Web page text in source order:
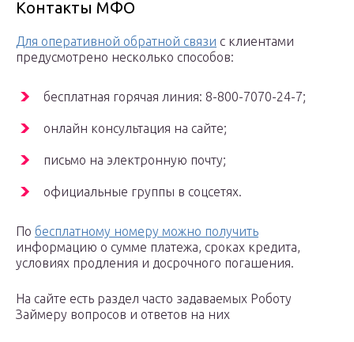
Контакты МФО
Для оперативной обратной связи с клиентами
предусмотрено несколько способов:
бесплатная горячая линия: 8-800-7070-24-7;
онлайн консультация на сайте;
письмо на электронную почту;
официальные группы в соцсетях.
По бесплатному номеру можно получить
информацию о сумме платежа, сроках кредита,
условиях продления и досрочного погашения.
На сайте есть раздел часто задаваемых Роботу
Займеру вопросов и ответов на них